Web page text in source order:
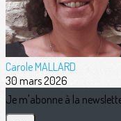
Carole MALLARD
30 mars 2026
Je m'abonne à la